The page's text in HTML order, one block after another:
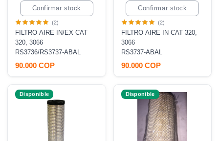
Confirmar stock
(2)
FILTRO AIRE IN/EX CAT
320, 3066
RS3736/RS3737-ABAL
90.000 COP
Confirmar stock
(2)
FILTRO AIRE IN CAT 320,
3066
RS3737-ABAL
90.000 COP
Disponible Disponible